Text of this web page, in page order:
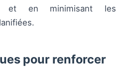
et en minimisant les
pour renforcer